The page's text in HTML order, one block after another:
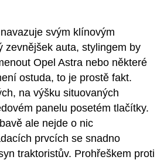
svým klínovým
zevnějšek auta, stylingem by
Opel Astra nebo některé
ostuda, to je prostě fakt.
na výšku situovaných
panelu posetém tlačítky.
ale nejde o nic
prvcích se snadno
traktoristův. Prohřeškem proti